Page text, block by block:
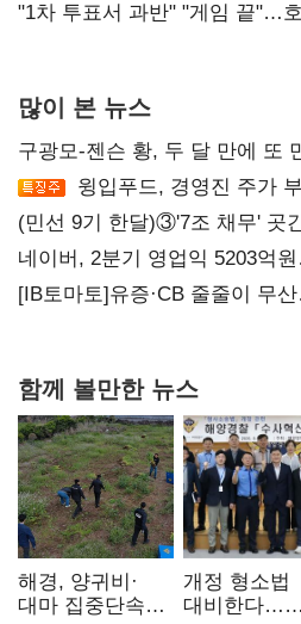
불복'
"1차 투표서 과반" "게임 끝"…
많이 본 뉴스
구광모-젠슨 황, 두 달 만에 또
윙입푸드, 경영진 주가
(민선 9기 한달)③'7조 채무' 곳
20년만에 '비상재정' 선언 승부
네이버, 2분기 영업익 5203억
[IB토마토]유증·CB 줄줄이 무
함께 볼만한 뉴스
해경, 양귀비·
대마 집중단속…
개정 형소법
대비한다…